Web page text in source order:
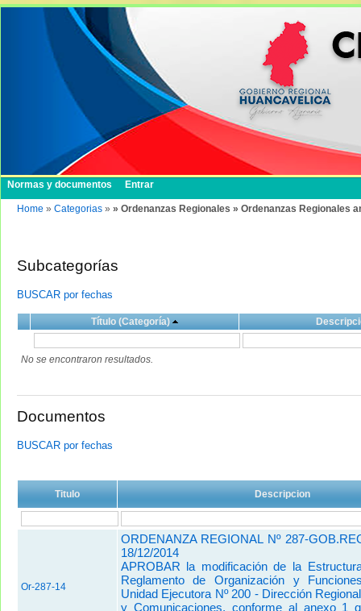
Normas y documentos Entrar
Home » Categorias » » Ordenanzas Regionales » Ordenanzas Regionales
Subcategorías
BUSCAR por fechas
Título (Categoría)
No se encontraron resultados.
Documentos
BUSCAR por fechas
Titulo Descripcion
Or-287-14
ORDENANZA REGIONAL Nº 287-
18/12/2014
APROBAR la modificación de la
Reglamento de Organización y
Unidad Ejecutora Nº 200 - Dirección
y Comunicaciones, conforme al anexo 1